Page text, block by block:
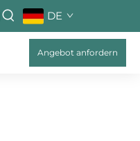
DE
Angebot anfordern